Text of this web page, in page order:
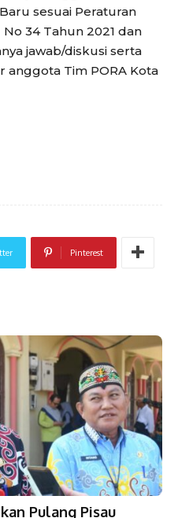
sesuai Peraturan
34 Tahun 2021 dan
jawab/diskusi serta
anggota Tim PORA Kota
Pinterest
Pulang Pisau